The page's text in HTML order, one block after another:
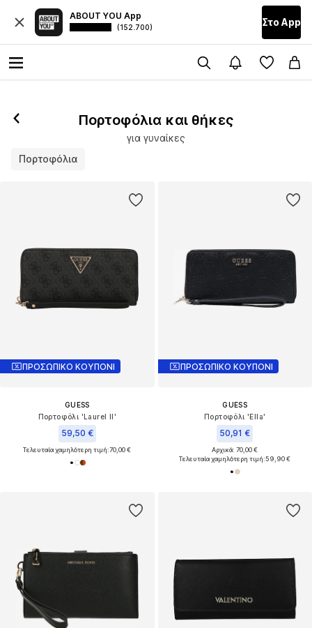
ABOUT YOU App
(152.700) Στο Αpp
Πορτοφόλια και θήκες
για γυναίκες
Πορτοφόλια
ΠΡΟΣΩΠΙΚΟ ΚΟΥΠΟΝΙ
GUESS
Πορτοφόλι 'Laurel II'
59,50 €
Τελευταία χαμηλότερη τιμή:70,00 €
ΠΡΟΣΩΠΙΚΟ ΚΟΥΠΟΝΙ
GUESS
Πορτοφόλι 'Ella'
50,91 €
Αρχικά: 70,00 €
Τελευταία χαμηλότερη τιμή:59,90 €